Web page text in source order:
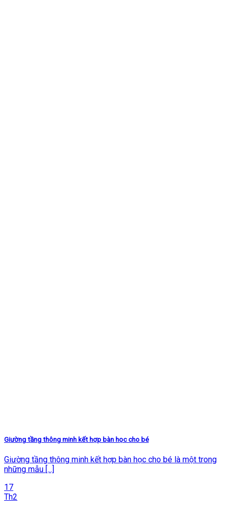
Giường tầng thông minh kết hợp bàn học cho bé
Giường tầng thông minh kết hợp bàn học cho bé là một trong
những mẫu [...]
17
Th2